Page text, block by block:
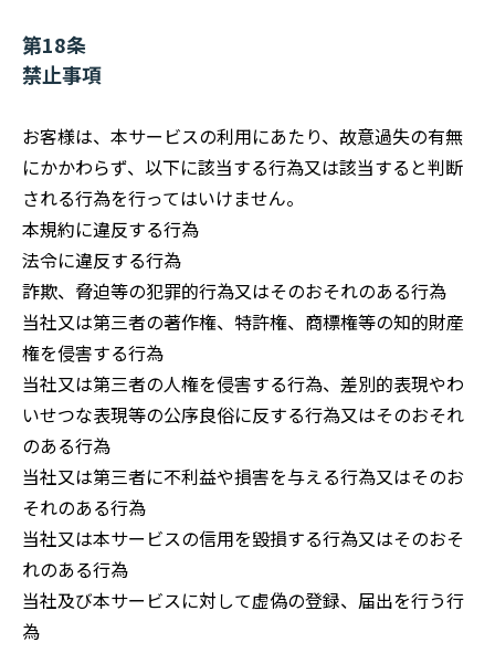
第18条
禁止事項
お客様は、本サービスの利用にあたり、故意過失の有無
にかかわらず、以下に該当する行為又は該当すると判断
される行為を行ってはいけません。
本規約に違反する行為
法令に違反する行為
詐欺、脅迫等の犯罪的行為又はそのおそれのある行為
当社又は第三者の著作権、特許権、商標権等の知的財産
権を侵害する行為
当社又は第三者の人権を侵害する行為、差別的表現やわ
いせつな表現等の公序良俗に反する行為又はそのおそれ
のある行為
当社又は第三者に不利益や損害を与える行為又はそのお
それのある行為
当社又は本サービスの信用を毀損する行為又はそのおそ
れのある行為
当社及び本サービスに対して虚偽の登録、届出を行う行
為